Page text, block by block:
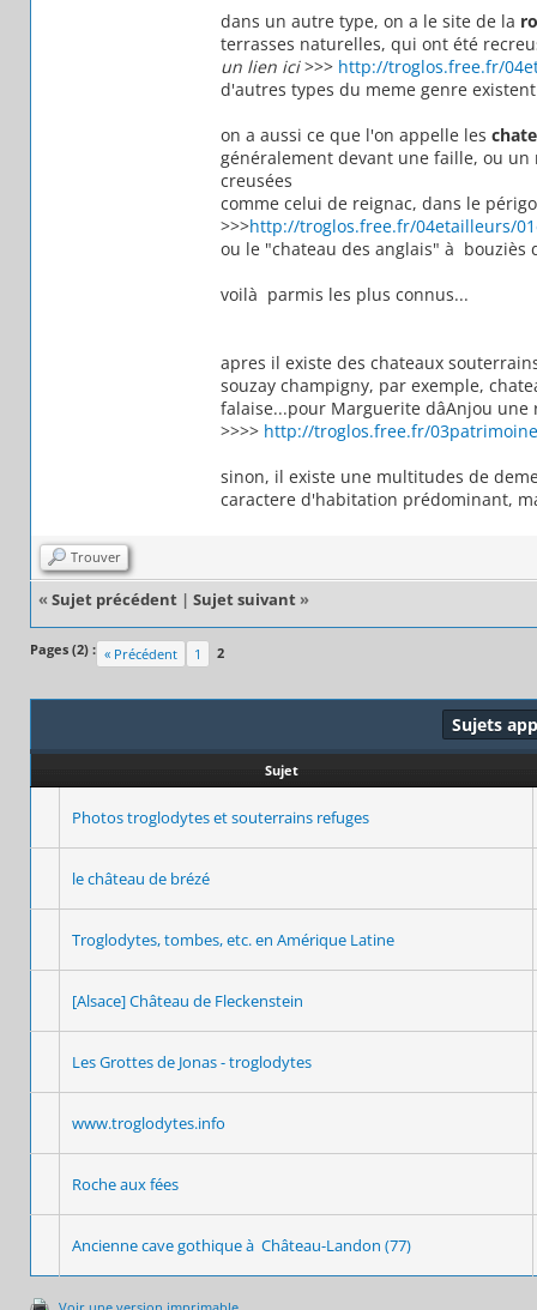
dans un autre type, on a le site de la
terrasses naturelles, qui ont été
un lien ici>>> http://troglos.free.fr/
d'autres types du meme genre
on a aussi ce que l'on appelle les
généralement devant une faille, ou
creusées
comme celui de reignac, dans le
>>>http://troglos.free.fr/04etailleurs/
ou le "chateau des anglais" à bouziès
voilà parmis les plus connus...
apres il existe des chateaux
souzay champigny, par exemple,
falaise...pour Marguerite dâAnjou
>>>> http://troglos.free.fr/
sinon, il existe une multitudes de
caractere d'habitation prédominant,
Trouver
« Sujet précédent | Sujet suivant »
Pages (2) : « Précédent 1 2
Sujets
Sujet
Photos troglodytes et souterrains refuges
le château de brézé
Troglodytes, tombes, etc. en Amérique Latine
[Alsace] Château de Fleckenstein
Les Grottes de Jonas - troglodytes
www.troglodytes.info
Roche aux fées
Ancienne cave gothique à Château-Landon (77)